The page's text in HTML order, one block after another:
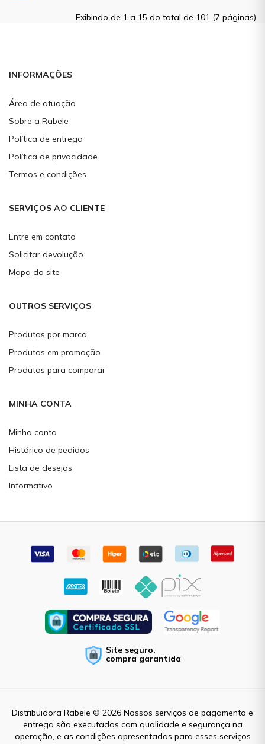
Exibindo de 1 a 15 do total de 101 (7 páginas)
INFORMAÇÕES
Área de atuação
Sobre a Rabele
Política de entrega
Política de privacidade
Termos e condições
SERVIÇOS AO CLIENTE
Entre em contato
Solicitar devolução
Mapa do site
OUTROS SERVIÇOS
Produtos por marca
Produtos em promoção
Produtos para comparar
MINHA CONTA
Minha conta
Histórico de pedidos
Lista de desejos
Informativo
Site seguro,
compra garantida
Distribuidora Rabele © 2026 Nossos serviços de pagamento e
entrega são executados com qualidade e segurança na
operação, e as condições apresentadas para esses serviços